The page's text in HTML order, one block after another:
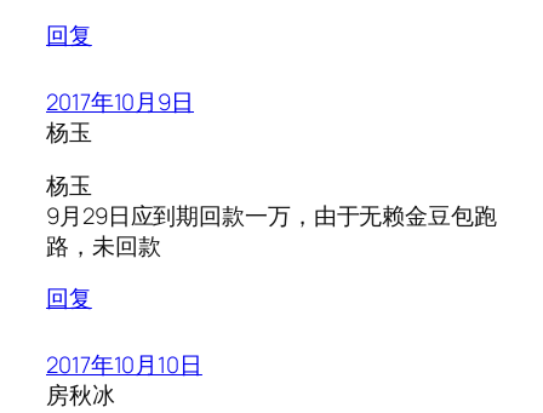
回复
2017年10月9日
杨玉
杨玉
9月29日应到期回款一万，由于无赖金豆包跑
路，未回款
回复
2017年10月10日
房秋冰